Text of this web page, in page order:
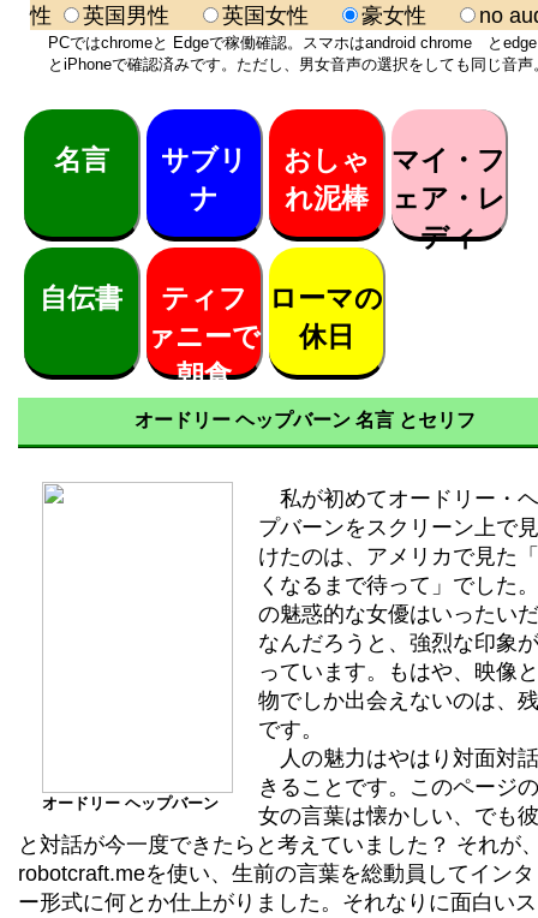
性
英国男性 英国女性 豪女性 no
PCではchromeと Edgeで稼働確認。スマホはandroid chrome とedge
とiPhoneで確認済みです。ただし、男女音声の選択をしても同じ音声
名言
サブリ
ナ
おしゃ
れ泥棒
マイ・フ
ェア・レ
ディ
自伝書
ティフ
ァニーで
朝食
ローマの
休日
オードリー ヘップバーン 名言 とセリフ
オードリー ヘップバーン
私が初めてオードリー・
プバーンをスクリーン上で
けたのは、アメリカで見た
くなるまで待って」でした
の魅惑的な女優はいったい
なんだろうと、強烈な印象
っています。もはや、映像
物でしか出会えないのは、
です。
人の魅力はやはり対面対
きることです。このページ
女の言葉は懐かしい、でも
と対話が今一度できたらと考えていました？ それが
robotcraft.meを使い、生前の言葉を総動員してイン
ー形式に何とか仕上がりました。それなりに面白い